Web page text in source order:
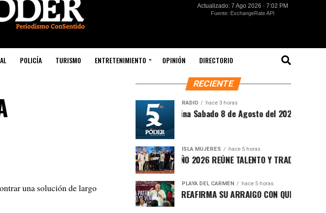
Actualizado: 7 Ago 2026 · 7:02 PM
Fuente: ExchangeRate API
POLICÍA TURISMO ENTRETENIMIENTO OPINIÓN DIRECTORIO
una solución de largo
RECIENTE
RADIO hace 3 horas
Síntesis Matutina Sabado 8 de Agosto del 2026
ISLA MUJERES hace 5 horas
CEVICHE ISLEÑO 2026 REÚNE TALENTO Y TRADICIÓN EN ISLA
PLAYA DEL CARMEN hace 5 horas
RAFA MARÍN REAFIRMA SU ARRAIGO CON QUINTANA ROO Y